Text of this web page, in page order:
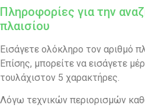
Πληροφορίες για την
πλαισίου
Εισάγετε ολόκληρο τον αριθμό
Επίσης, μπορείτε να εισάγετε
τουλάχιστον 5 χαρακτήρες.
Λόγω τεχνικών περιορισμών